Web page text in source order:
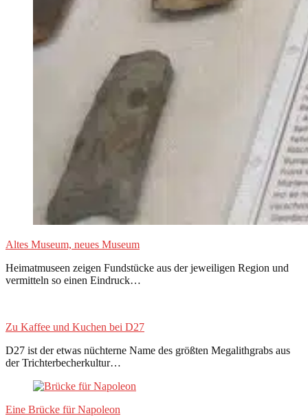
Altes Museum, neues Museum
Heimatmuseen zeigen Fundstücke aus der jeweiligen Region und
vermitteln so einen Eindruck…
Zu Kaffee und Kuchen bei D27
D27 ist der etwas nüchterne Name des größten Megalithgrabs aus
der Trichterbecherkultur…
Eine Brücke für Napoleon